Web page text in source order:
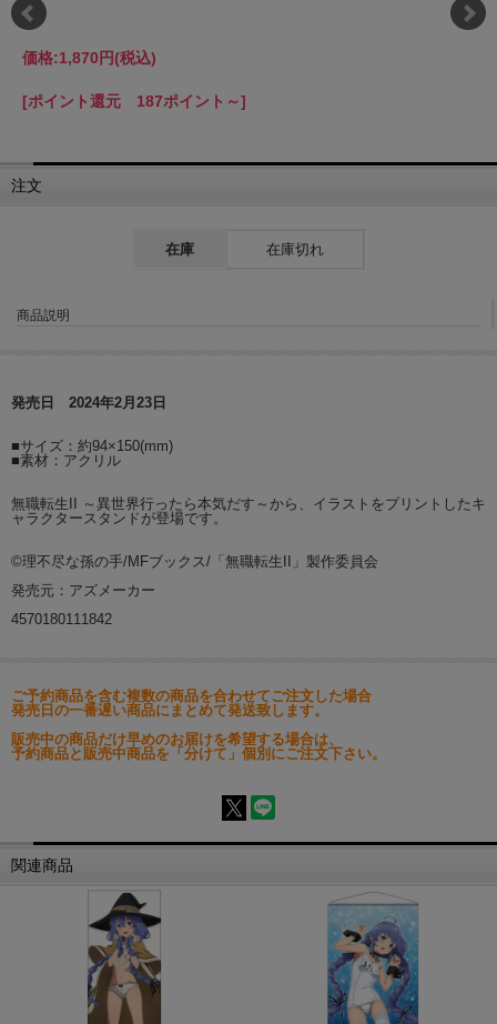
価格:1,870円(税込)
[ポイント還元 187ポイント～]
注文
在庫 在庫切れ
商品説明
発売日 2024年2月23日
■サイズ：約94×150(mm)
■素材：アクリル
無職転生II ～異世界行ったら本気だす～から、イラストをプリントしたキ
ャラクタースタンドが登場です。
©理不尽な孫の手/MFブックス/「無職転生II」製作委員会
発売元：アズメーカー
4570180111842
ご予約商品を含む複数の商品を合わせてご注文した場合
発売日の一番遅い商品にまとめて発送致します。
販売中の商品だけ早めのお届けを希望する場合は、
予約商品と販売中商品を「分けて」個別にご注文下さい。
関連商品